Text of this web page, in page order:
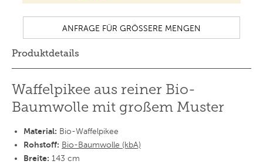
Produktdetails
Waffelpikee aus reiner Bio-
Baumwolle mit großem Muster
Material: Bio-Waffelpikee
Rohstoff: Bio-Baumwolle (kbA)
Breite: 143 cm